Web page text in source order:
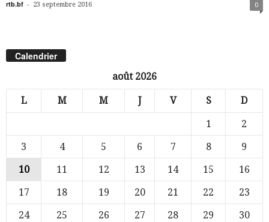
rtb.bf - 23 septembre 2016 0
Calendrier
août 2026
L M M J V S D
1
2
3
4 5 6 7 8
9
10
11 12 13 14 15
16
17
18 19 20 21 22
23
24
25 26 27 28 29
30